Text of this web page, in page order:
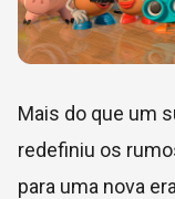
Mais do que um
redefiniu os
para uma nova